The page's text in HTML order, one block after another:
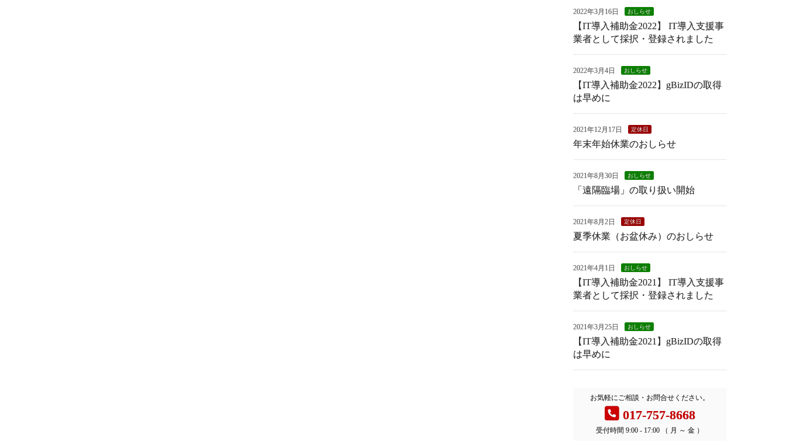
2022年3月16日 おしらせ
【IT導入補助金2022】 IT導入支援事
業者として採択・登録されました
2022年3月4日 おしらせ
【IT導入補助金2022】gBizIDの取得
は早めに
2021年12月17日 定休日
年末年始休業のおしらせ
2021年8月30日 おしらせ
「遠隔臨場」の取り扱い開始
2021年8月2日 定休日
夏季休業（お盆休み）のおしらせ
2021年4月1日 おしらせ
【IT導入補助金2021】 IT導入支援事
業者として採択・登録されました
2021年3月25日 おしらせ
【IT導入補助金2021】gBizIDの取得
は早めに
お気軽にご相談・お問合せください。
017-757-8668
受付時間 9:00 - 17:00 （ 月 ～ 金 ）